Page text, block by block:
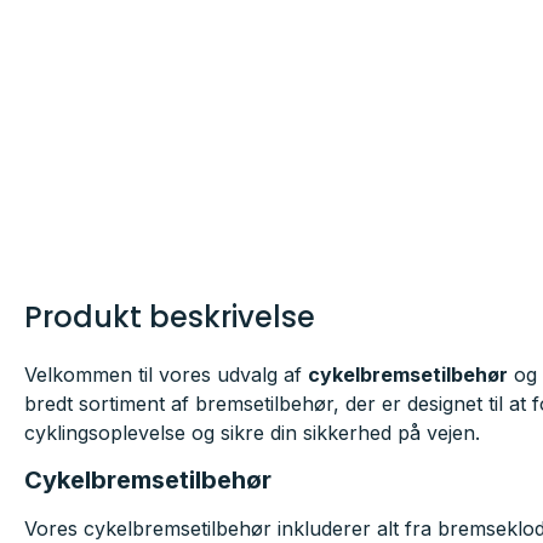
Produkt beskrivelse
Velkommen til vores udvalg af cykelbremsetilbehør og
bredt sortiment af bremsetilbehør, der er designet til at
cyklingsoplevelse og sikre din sikkerhed på vejen.
Cykelbremsetilbehør
Vores cykelbremsetilbehør inkluderer alt fra